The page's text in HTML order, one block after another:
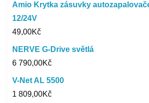
Amio Krytka zásuvky
12/24V
49,00Kč
NERVE G-Drive světlá
6 790,00Kč
V-Net AL 5500
1 809,00Kč